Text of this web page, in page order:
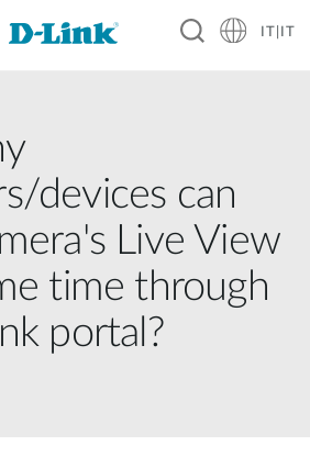
IT|IT
devices can
Live View
time through
portal?